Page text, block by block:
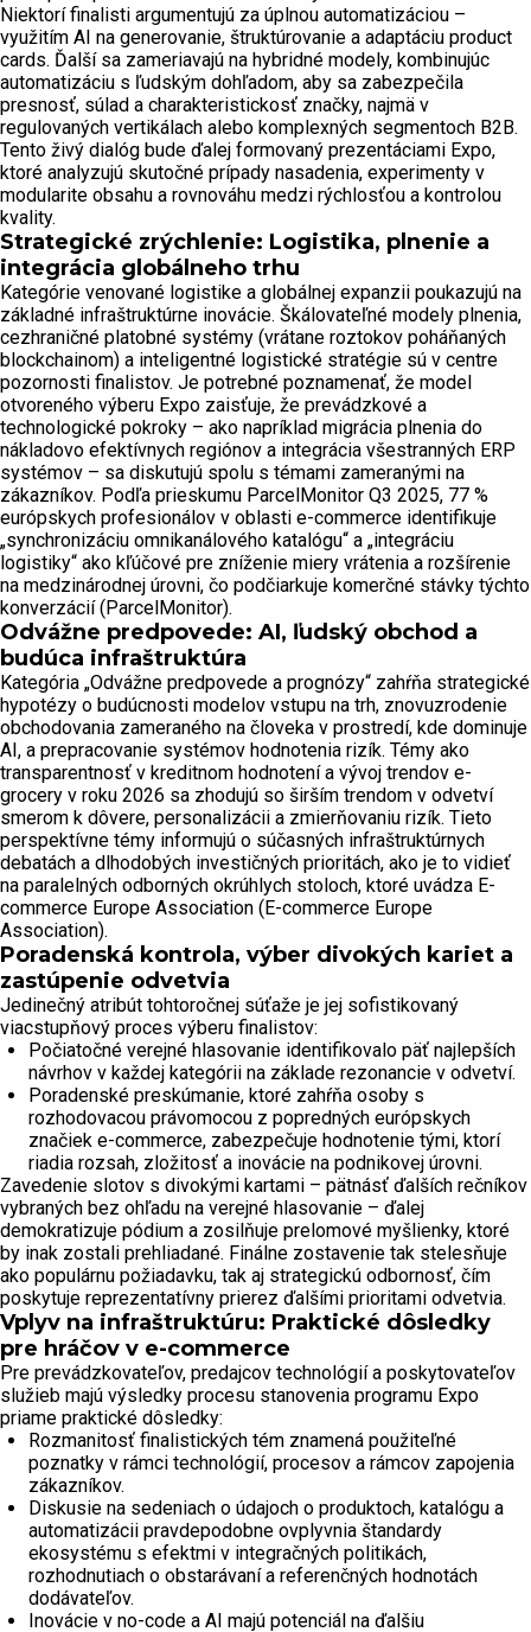
Niektorí finalisti argumentujú za úplnou automatizáciou –
využitím AI na generovanie, štruktúrovanie a adaptáciu product
cards. Ďalší sa zameriavajú na hybridné modely, kombinujúc
automatizáciu s ľudským dohľadom, aby sa zabezpečila
presnosť, súlad a charakteristickosť značky, najmä v
regulovaných vertikálach alebo komplexných segmentoch B2B.
Tento živý dialóg bude ďalej formovaný prezentáciami Expo,
ktoré analyzujú skutočné prípady nasadenia, experimenty v
modularite obsahu a rovnováhu medzi rýchlosťou a kontrolou
kvality.
Strategické zrýchlenie: Logistika, plnenie a
integrácia globálneho trhu
Kategórie venované logistike a globálnej expanzii poukazujú na
základné infraštruktúrne inovácie. Škálovateľné modely plnenia,
cezhraničné platobné systémy (vrátane roztokov poháňaných
blockchainom) a inteligentné logistické stratégie sú v centre
pozornosti finalistov. Je potrebné poznamenať, že model
otvoreného výberu Expo zaisťuje, že prevádzkové a
technologické pokroky – ako napríklad migrácia plnenia do
nákladovo efektívnych regiónov a integrácia všestranných ERP
systémov – sa diskutujú spolu s témami zameranými na
zákazníkov. Podľa prieskumu ParcelMonitor Q3 2025, 77 %
európskych profesionálov v oblasti e-commerce identifikuje
„synchronizáciu omnikanálového katalógu“ a „integráciu
logistiky“ ako kľúčové pre zníženie miery vrátenia a rozšírenie
na medzinárodnej úrovni, čo podčiarkuje komerčné stávky týchto
konverzácií (ParcelMonitor).
Odvážne predpovede: AI, ľudský obchod a
budúca infraštruktúra
Kategória „Odvážne predpovede a prognózy“ zahŕňa strategické
hypotézy o budúcnosti modelov vstupu na trh, znovuzrodenie
obchodovania zameraného na človeka v prostredí, kde dominuje
AI, a prepracovanie systémov hodnotenia rizík. Témy ako
transparentnosť v kreditnom hodnotení a vývoj trendov e-
grocery v roku 2026 sa zhodujú so širším trendom v odvetví
smerom k dôvere, personalizácii a zmierňovaniu rizík. Tieto
perspektívne témy informujú o súčasných infraštruktúrnych
debatách a dlhodobých investičných prioritách, ako je to vidieť
na paralelných odborných okrúhlych stoloch, ktoré uvádza E-
commerce Europe Association (E-commerce Europe
Association).
Poradenská kontrola, výber divokých kariet a
zastúpenie odvetvia
Jedinečný atribút tohtoročnej súťaže je jej sofistikovaný
viacstupňový proces výberu finalistov:
Počiatočné verejné hlasovanie identifikovalo päť najlepších
návrhov v každej kategórii na základe rezonancie v odvetví.
Poradenské preskúmanie, ktoré zahŕňa osoby s
rozhodovacou právomocou z popredných európskych
značiek e-commerce, zabezpečuje hodnotenie tými, ktorí
riadia rozsah, zložitosť a inovácie na podnikovej úrovni.
Zavedenie slotov s divokými kartami – pätnásť ďalších rečníkov
vybraných bez ohľadu na verejné hlasovanie – ďalej
demokratizuje pódium a zosilňuje prelomové myšlienky, ktoré
by inak zostali prehliadané. Finálne zostavenie tak stelesňuje
ako populárnu požiadavku, tak aj strategickú odbornosť, čím
poskytuje reprezentatívny prierez ďalšími prioritami odvetvia.
Vplyv na infraštruktúru: Praktické dôsledky
pre hráčov v e-commerce
Pre prevádzkovateľov, predajcov technológií a poskytovateľov
služieb majú výsledky procesu stanovenia programu Expo
priame praktické dôsledky:
Rozmanitosť finalistických tém znamená použiteľné
poznatky v rámci technológií, procesov a rámcov zapojenia
zákazníkov.
Diskusie na sedeniach o údajoch o produktoch, katalógu a
automatizácii pravdepodobne ovplyvnia štandardy
ekosystému s efektmi v integračných politikách,
rozhodnutiach o obstarávaní a referenčných hodnotách
dodávateľov.
Inovácie v no-code a AI majú potenciál na ďalšiu